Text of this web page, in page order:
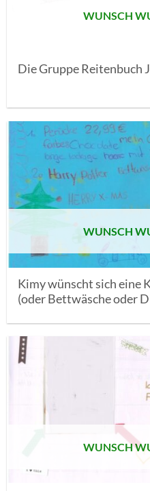
WUNSCH
Die Gruppe Reitenbuch
WUNSCH
Kimy wünscht sich eine
(oder Bettwäsche oder
WUNSCH